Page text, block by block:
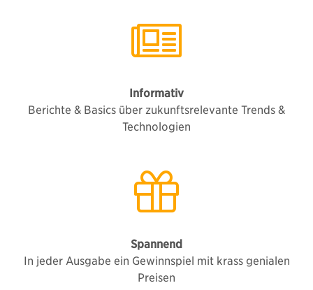
Informativ
Berichte & Basics über zukunftsrelevante Trends &
Technologien
Spannend
In jeder Ausgabe ein Gewinnspiel mit krass genialen
Preisen